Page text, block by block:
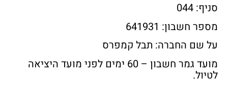
סניף: 044
מספר חשבון: 641931
על שם החברה: תבל קמפרס
מועד גמר חשבון – 60 ימים לפני מועד היציאה
לטיול.